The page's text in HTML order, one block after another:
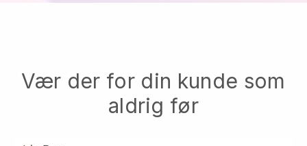
Vær der for din kunde som
aldrig før